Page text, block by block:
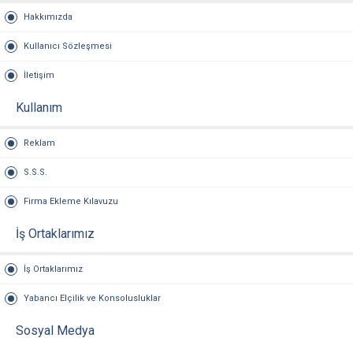
Hakkımızda
Kullanıcı Sözleşmesi
İletişim
Kullanım
Reklam
S.S.S.
Firma Ekleme Kılavuzu
İş Ortaklarımız
İş Ortaklarımız
Yabancı Elçilik ve Konsolusluklar
Sosyal Medya